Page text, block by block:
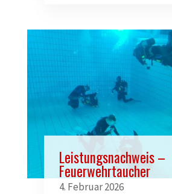
Leistungsnachweis –
Feuerwehrtaucher
4. Februar 2026